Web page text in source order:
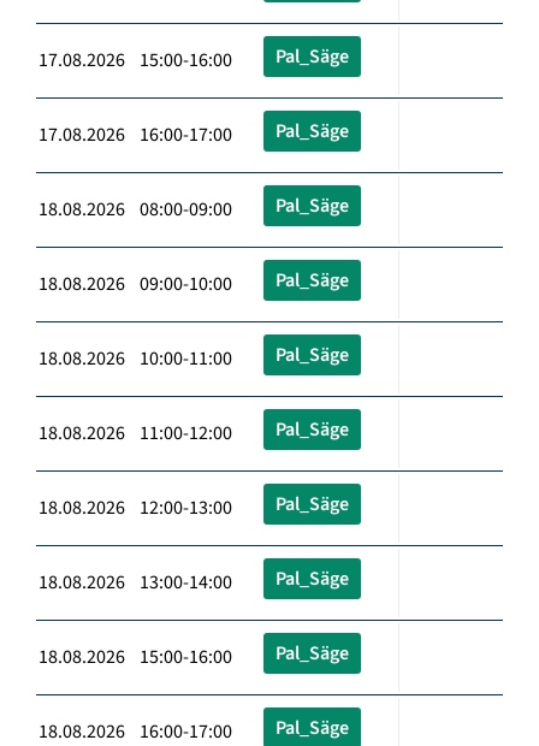
17.08.2026 15:00-16:00 Pal_Säge
17.08.2026 16:00-17:00 Pal_Säge
18.08.2026 08:00-09:00 Pal_Säge
18.08.2026 09:00-10:00 Pal_Säge
18.08.2026 10:00-11:00 Pal_Säge
18.08.2026 11:00-12:00 Pal_Säge
18.08.2026 12:00-13:00 Pal_Säge
18.08.2026 13:00-14:00 Pal_Säge
18.08.2026 15:00-16:00 Pal_Säge
18.08.2026 16:00-17:00 Pal_Säge